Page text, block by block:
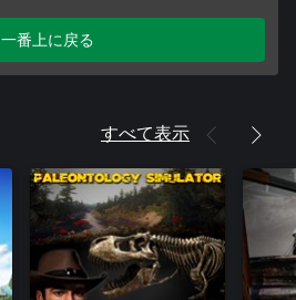
一番上に戻る
すべて表示